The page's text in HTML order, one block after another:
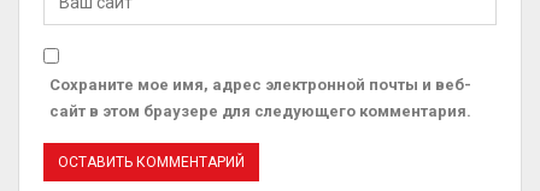
Сохраните мое имя, адрес электронной почты и веб-
сайт в этом браузере для следующего комментария.